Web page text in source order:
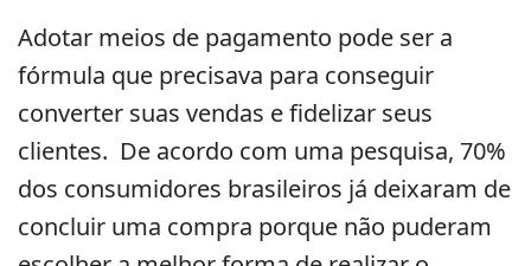
Adotar meios de pagamento pode ser a
fórmula que precisava para conseguir
converter suas vendas e fidelizar seus
clientes. De acordo com uma pesquisa, 70%
dos consumidores brasileiros já deixaram de
concluir uma compra porque não puderam